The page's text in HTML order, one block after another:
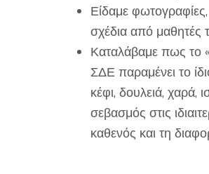
Είδαμε φωτογραφίες,
σχέδια από μαθητές
Καταλάβαμε πως το
ΣΔΕ παραμένει το
κέφι, δουλειά, χαρά,
σεβασμός στις
καθενός και τη